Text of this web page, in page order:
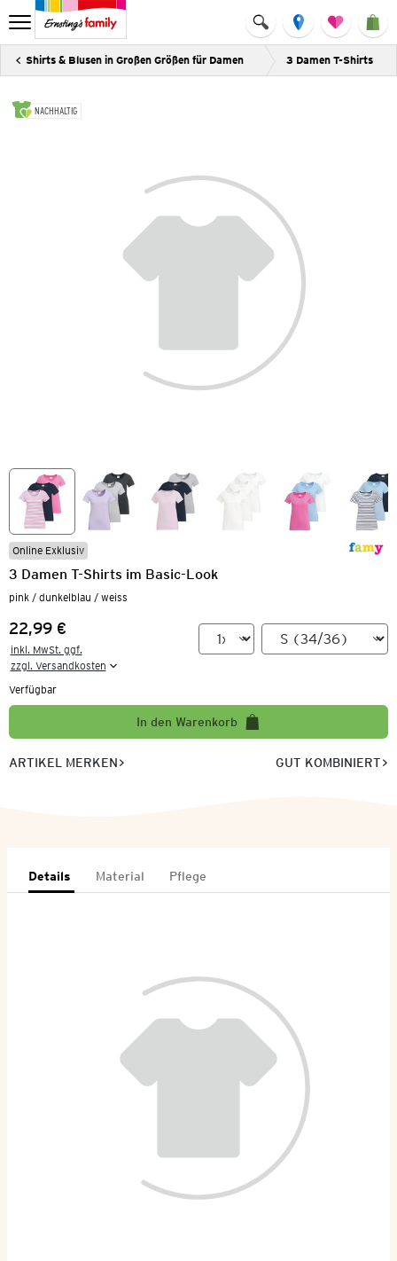
Shirts & Blusen in Großen Größen für Damen 3 Damen T-Shirts
NACHHALTIG
Online Exklusiv
3 Damen T-Shirts im Basic-Look
pink / dunkelblau / weiss
Preis:
22,99 €
inkl. MwSt. ggf.
zzgl. Versandkosten
Verfügbar
In den Warenkorb
ARTIKEL MERKEN GUT KOMBINIERT
Details Material Pflege